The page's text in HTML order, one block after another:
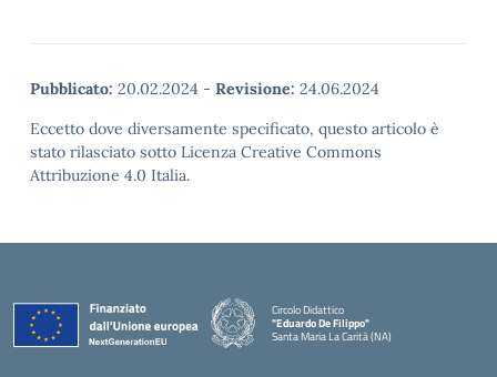
Pubblicato: 20.02.2024 - Revisione: 24.06.2024
Eccetto dove diversamente specificato, questo articolo è
stato rilasciato sotto Licenza Creative Commons
Attribuzione 4.0 Italia.
Circolo Didattico
"Eduardo De Filippo"
Santa Maria La Carità (NA)